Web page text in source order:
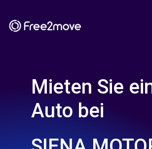
Mieten Sie
Auto bei